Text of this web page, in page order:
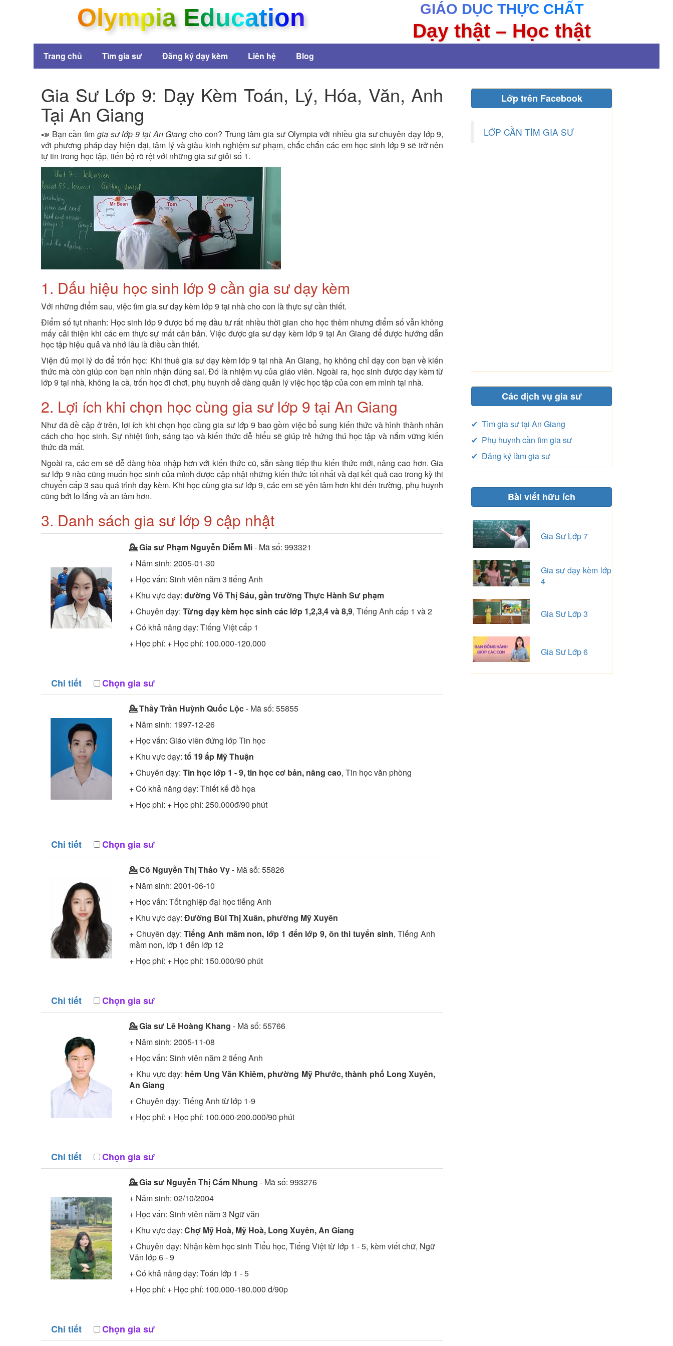
Olympia Education GIÁO DỤC THỰC CHẤT
Dạy thật – Học thật
Trang chủ Tìm gia sư Đăng ký dạy kèm Liên hệ Blog
Gia Sư Lớp 9: Dạy Kèm Toán, Lý, Hóa, Văn, Anh
Tại An Giang
📣 Bạn cần tìm gia sư lớp 9 tại An Giangcho con? Trung tâm gia sư Olympia với nhiều gia sư chuyên dạy lớp 9,
với phương pháp dạy hiện đại, tâm lý và giàu kinh nghiệm sư phạm, chắc chắn các em học sinh lớp 9 sẽ trở nên
tự tin trong học tập, tiến bộ rõ rệt với những gia sư giỏi số 1.
1. Dấu hiệu học sinh lớp 9 cần gia sư dạy kèm
Với những điểm sau, việc tìm gia sư dạy kèm lớp 9 tại nhà cho con là thực sự cần thiết.
Điểm số tụt nhanh: Học sinh lớp 9 được bố mẹ đầu tư rất nhiều thời gian cho học thêm nhưng điểm số vẫn không
mấy cải thiện khi các em thực sự mất căn bản. Việc được gia sư dạy kèm lớp 9 tại An Giang để được hướng dẫn
học tập hiệu quả và nhớ lâu là điều cần thiết.
Viện đủ mọi lý do để trốn học: Khi thuê gia sư dạy kèm lớp 9 tại nhà An Giang, họ không chỉ dạy con bạn về kiến
thức mà còn giúp con bạn nhìn nhận đúng sai. Đó là nhiệm vụ của giáo viên. Ngoài ra, học sinh được dạy kèm từ
lớp 9 tại nhà, không la cà, trốn học đi chơi, phụ huynh dễ dàng quản lý việc học tập của con em mình tại nhà.
2. Lợi ích khi chọn học cùng gia sư lớp 9 tại An Giang
Như đã đề cập ở trên, lợi ích khi chọn học cùng gia sư lớp 9 bao gồm việc bổ sung kiến thức và hình thành nhân
cách cho học sinh. Sự nhiệt tình, sáng tạo và kiến thức dễ hiểu sẽ giúp trẻ hứng thú học tập và nắm vững kiến
thức đã mất.
Ngoài ra, các em sẽ dễ dàng hòa nhập hơn với kiến thức cũ, sẵn sàng tiếp thu kiến thức mới, nâng cao hơn. Gia
sư lớp 9 nào cũng muốn học sinh của mình được cập nhật những kiến thức tốt nhất và đạt kết quả cao trong kỳ thi
chuyển cấp 3 sau quá trình dạy kèm. Khi học cùng gia sư lớp 9, các em sẽ yên tâm hơn khi đến trường, phụ huynh
cũng bớt lo lắng và an tâm hơn.
3. Danh sách gia sư lớp 9 cập nhật
💁 Gia sư Phạm Nguyễn Diễm Mi- Mã số:993321
+ Năm sinh: 2005-01-30
+ Học vấn:Sinh viên năm 3 tiếng Anh
+ Khu vực dạy:đường Võ Thị Sáu, gần trường Thực Hành Sư phạm
+ Chuyên dạy:Từng dạy kèm học sinh các lớp 1,2,3,4 và 8,9, Tiếng Anh cấp 1 và 2
+ Có khả năng dạy: Tiếng Việt cấp 1
+ Học phí: + Học phí: 100.000-120.000
Chi tiết Chọn gia sư
💁 ThầyTrần Huỳnh Quốc Lộc- Mã số:55855
+ Năm sinh: 1997-12-26
+ Học vấn:Giáo viên đứng lớpTin học
+ Khu vực dạy:tổ 19 ấp Mỹ Thuận
+ Chuyên dạy:Tin học lớp 1 - 9, tin học cơ bản, nâng cao, Tin học văn phòng
+ Có khả năng dạy: Thiết kế đồ họa
+ Học phí: + Học phí: 250.000đ/90 phút
Chi tiết Chọn gia sư
💁 Cô Nguyễn Thị Thảo Vy- Mã số:55826
+ Năm sinh: 2001-06-10
+ Học vấn:Tốt nghiệp đại họctiếng Anh
+ Khu vực dạy:Đường Bùi Thị Xuân, phường Mỹ Xuyên
+ Chuyên dạy:Tiếng Anh mầm non, lớp 1 đến lớp 9, ôn thi tuyển sinh, Tiếng Anh
mầm non, lớp 1 đến lớp 12
+ Học phí: + Học phí: 150.000/90 phút
Chi tiết Chọn gia sư
💁 Gia sư Lê Hoàng Khang - Mã số:55766
+ Năm sinh: 2005-11-08
+ Học vấn:Sinh viên năm 2tiếng Anh
+ Khu vực dạy: hẻm Ung Văn Khiêm, phường Mỹ Phước, thành phố Long Xuyên,
An Giang
+ Chuyên dạy: Tiếng Anh từ lớp 1-9
+ Học phí: + Học phí: 100.000-200.000/90 phút
Chi tiết Chọn gia sư
💁 Gia sư Nguyễn Thị Cẩm Nhung- Mã số:993276
+ Năm sinh: 02/10/2004
+ Học vấn:Sinh viên năm 3 Ngữ văn
+ Khu vực dạy:Chợ Mỹ Hoà, Mỹ Hoà, Long Xuyên, An Giang
+ Chuyên dạy: Nhận kèm học sinh Tiểu học, Tiếng Việt từ lớp 1 - 5, kèm viết chữ, Ngữ
Văn lớp 6 - 9
+ Có khả năng dạy: Toán lớp 1 - 5
+ Học phí: + Học phí: 100.000-180.000 đ/90p
Chi tiết Chọn gia sư
Lớp trên Facebook
LỚP CẦN TÌM GIA SƯ
Các dịch vụ gia sư
✔ Tìm gia sư tại An Giang
✔ Phụ huynh cần tìm gia sư
✔ Đăng ký làm gia sư
Bài viết hữu ích
Gia Sư Lớp 7
Gia sư dạy kèm lớp
4
Gia Sư Lớp 3
Gia Sư Lớp 6